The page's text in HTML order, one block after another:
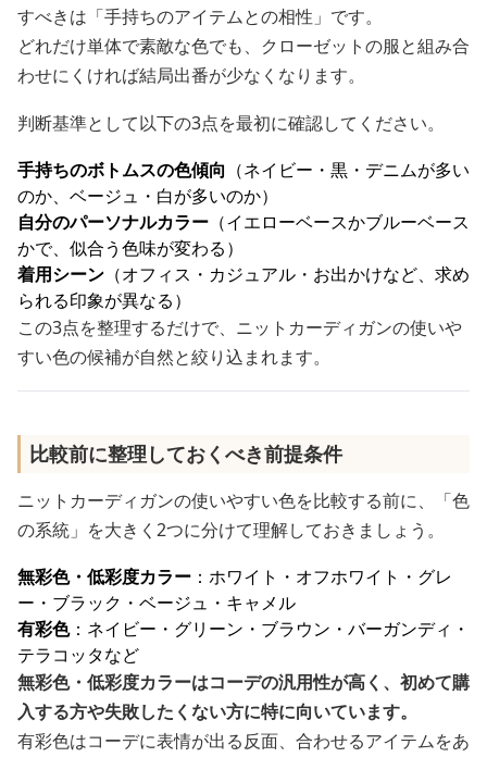
すべきは「手持ちのアイテムとの相性」です。
どれだけ単体で素敵な色でも、クローゼットの服と組み合
わせにくければ結局出番が少なくなります。
判断基準として以下の3点を最初に確認してください。
手持ちのボトムスの色傾向 （ネイビー・黒・デニムが多い
のか、ベージュ・白が多いのか）
自分のパーソナルカラー （イエローベースかブルーベース
かで、似合う色味が変わる）
着用シーン （オフィス・カジュアル・お出かけなど、求め
られる印象が異なる）
この3点を整理するだけで、ニットカーディガンの使いや
すい色の候補が自然と絞り込まれます。
比較前に整理しておくべき前提条件
ニットカーディガンの使いやすい色を比較する前に、「色
の系統」を大きく2つに分けて理解しておきましょう。
無彩色・低彩度カラー ：ホワイト・オフホワイト・グレ
ー・ブラック・ベージュ・キャメル
有彩色：ネイビー・グリーン・ブラウン・バーガンディ・
テラコッタなど
無彩色・低彩度カラーはコーデの汎用性が高く、初めて購
入する方や失敗したくない方に特に向いています。
有彩色はコーデに表情が出る反面、合わせるアイテムをあ